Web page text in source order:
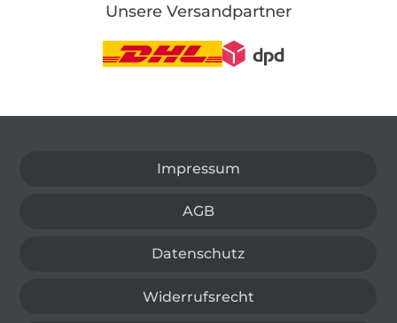
Unsere Versandpartner
Impressum
AGB
Datenschutz
Widerrufsrecht